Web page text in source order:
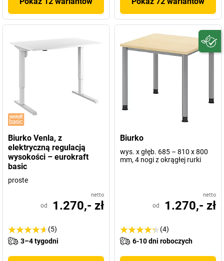
Biurko Venla, z
elektryczną regulacją
wysokości – eurokraft
basic
proste
netto
od 1.270,- zł
(5)
3–4 tygodni
Biurko
wys. x głęb. 685 – 810 x 800
mm, 4 nogi z okrągłej rurki
netto
od 1.270,- zł
(4)
6-10 dni roboczych